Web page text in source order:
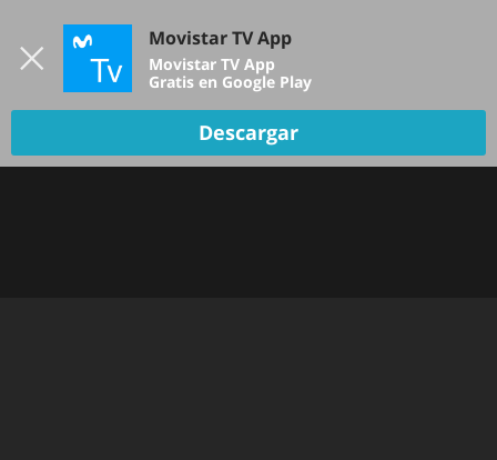
TV EN VIVO
Movistar TV App
Movistar TV App
Gratis en Google Play
Descargar